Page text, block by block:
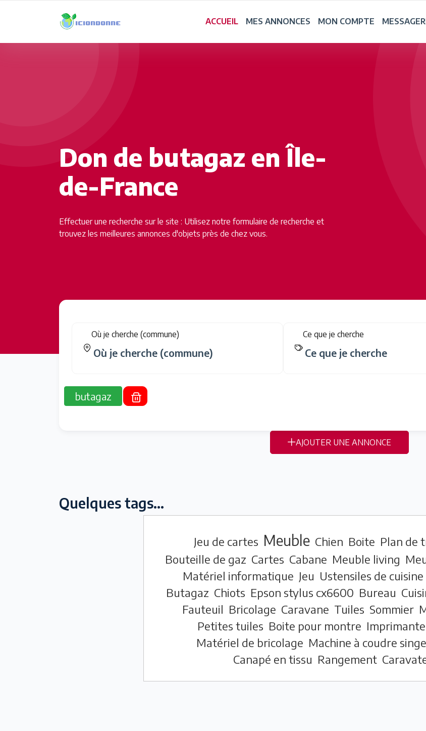
ACCUEIL MES ANNONCES MON COMPTE
Don de butagaz en Île-
de-France
Effectuer une recherche sur le site : Utilisez notre formulaire de recherche et
trouvez les meilleures annonces d'objets près de chez vous.
Où je cherche (commune) Ce que je cherche
butagaz
AJOUTER UNE ANNONCE
Quelques tags...
Jeu de cartes Meuble Chien Boite Plan de
Bouteille de gaz Cartes Cabane Meuble living
Matériel informatique Jeu Ustensiles de cuisine
Butagaz Chiots Epson stylus cx6600 Bureau
Fauteuil Bricolage Caravane Tuiles Sommier
Petites tuiles Boite pour montre Imprimante
Matériel de bricolage Machine à coudre
Canapé en tissu Rangement